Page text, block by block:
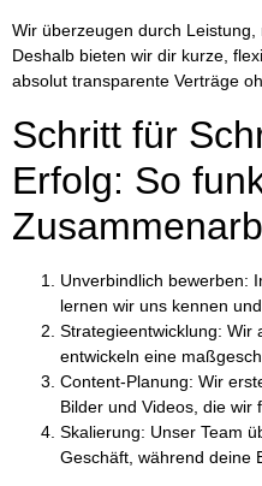
Wir überzeugen durch Leistung,
Deshalb bieten wir dir kurze,
absolut transparente Verträge
Schritt für
Erfolg: So
Unverbindlich bewerben:
lernen wir uns kennen
Strategieentwicklung: Wir
entwickeln eine
Content-Planung: Wir
Bilder und Videos, die wir
Skalierung: Unser Team
Geschäft, während deine